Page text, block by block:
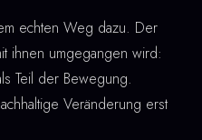
echten Weg dazu. Der
ihnen umgegangen wird:
Teil der Bewegung.
Veränderung erst